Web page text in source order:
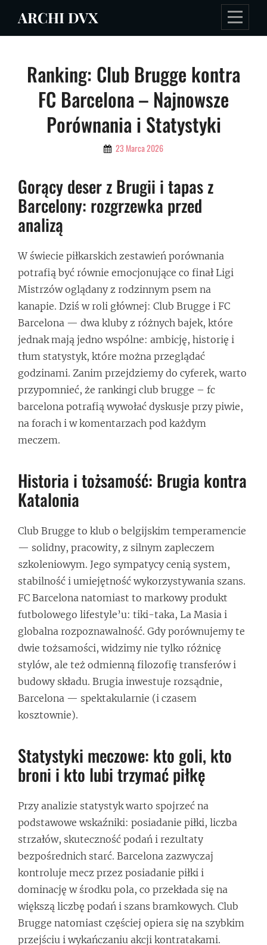
ARCHI DVX
Ranking: Club Brugge kontra
FC Barcelona – Najnowsze
Porównania i Statystyki
By 23 Marca 2026
Gorący deser z Brugii i tapas z
Barcelony: rozgrzewka przed
analizą
W świecie piłkarskich zestawień porównania
potrafią być równie emocjonujące co finał Ligi
Mistrzów oglądany z rodzinnym psem na
kanapie. Dziś w roli głównej: Club Brugge i FC
Barcelona — dwa kluby z różnych bajek, które
jednak mają jedno wspólne: ambicję, historię i
tłum statystyk, które można przeglądać
godzinami. Zanim przejdziemy do cyferek, warto
przypomnieć, że rankingi club brugge – fc
barcelona potrafią wywołać dyskusje przy piwie,
na forach i w komentarzach pod każdym
meczem.
Historia i tożsamość: Brugia kontra
Katalonia
Club Brugge to klub o belgijskim temperamencie
— solidny, pracowity, z silnym zapleczem
szkoleniowym. Jego sympatycy cenią system,
stabilność i umiejętność wykorzystywania szans.
FC Barcelona natomiast to markowy produkt
futbolowego lifestyle’u: tiki-taka, La Masia i
globalna rozpoznawalność. Gdy porównujemy te
dwie tożsamości, widzimy nie tylko różnicę
stylów, ale też odmienną filozofię transferów i
budowy składu. Brugia inwestuje rozsądnie,
Barcelona — spektakularnie (i czasem
kosztownie).
Statystyki meczowe: kto goli, kto
broni i kto lubi trzymać piłkę
Przy analizie statystyk warto spojrzeć na
podstawowe wskaźniki: posiadanie piłki, liczba
strzałów, skuteczność podań i rezultaty
bezpośrednich starć. Barcelona zazwyczaj
kontroluje mecz przez posiadanie piłki i
dominację w środku pola, co przekłada się na
większą liczbę podań i szans bramkowych. Club
Brugge natomiast częściej opiera się na szybkim
przejściu i wykańczaniu akcji kontratakami.
Nawigacja
wpisu